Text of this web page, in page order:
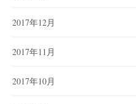
2017年12月
2017年11月
2017年10月